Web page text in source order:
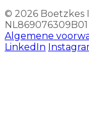
© 2026 Boetzkes
NL869076309B01
Algemene
LinkedIn